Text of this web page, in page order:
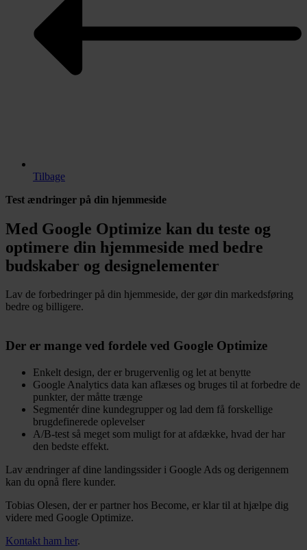
Tilbage
Test ændringer på din hjemmeside
Med Google Optimize kan du teste og
optimere din hjemmeside med bedre
budskaber og designelementer
Lav de forbedringer på din hjemmeside, der gør din markedsføring
bedre og billigere.
Der er mange ved fordele ved Google Optimize
Enkelt design, der er brugervenlig og let at benytte
Google Analytics data kan aflæses og bruges til at forbedre de
punkter, der måtte trænge
Segmentér dine kundegrupper og lad dem få forskellige
brugdefinerede oplevelser
A/B-test så meget som muligt for at afdække, hvad der har
den bedste effekt.
Lav ændringer af dine landingssider i Google Ads og derigennem
kan du opnå flere kunder.
Tobias Olesen, der er partner hos Become, er klar til at hjælpe dig
videre med Google Optimize.
Kontakt ham her.